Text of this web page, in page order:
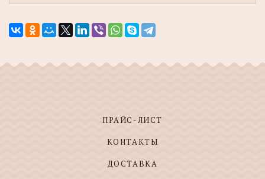
ПРАЙС-ЛИСТ
КОНТАКТЫ
ДОСТАВКА